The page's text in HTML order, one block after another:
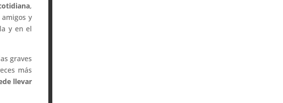
,
y
y en el
graves
más
llevar